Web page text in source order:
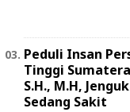
Peduli Insan
Tinggi
S.H., M.H,
Sedang Sakit